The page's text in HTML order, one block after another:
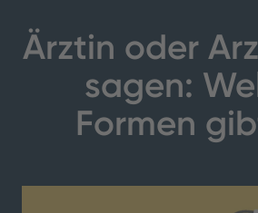
Ärztin oder
sagen:
Formen